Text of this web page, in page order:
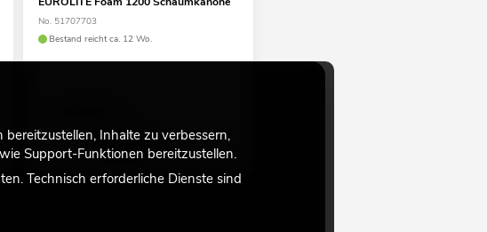
No. 51707703
Bestand reicht ca. 12 Wo.
Inhalte zu verbessern,
Support-Funktionen bereitzustellen.
Technisch erforderliche Dienste sind